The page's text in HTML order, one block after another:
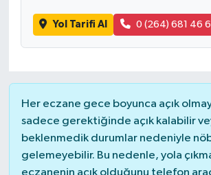
Yol Tarifi Al 0 (264) 681 46
Her eczane gece boyunca açık
sadece gerektiğinde açık kalabilir
beklenmedik durumlar nedeniyle
gelemeyebilir. Bu nedenle, yola
YUNUSEMRE
MANİSA'YI KEŞFET
TÜRKİYE'DE TREND HABERLER